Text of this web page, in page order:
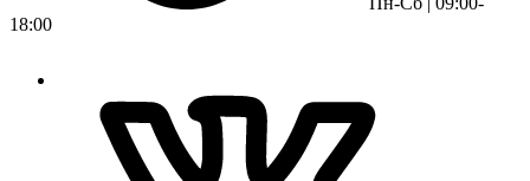
18:00